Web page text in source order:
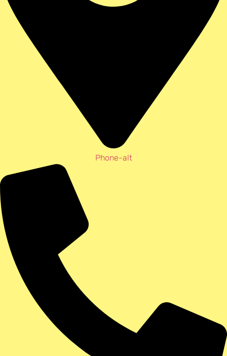
Phone-alt